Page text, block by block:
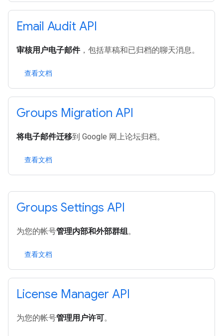
Email Audit API
审核用户电子邮件，包括草稿和已归档的聊天消息。
查看文档
Groups Migration API
将电子邮件迁移到 Google 网上论坛归档。
查看文档
Groups Settings API
为您的帐号管理内部和外部群组。
查看文档
License Manager API
为您的帐号管理用户许可。